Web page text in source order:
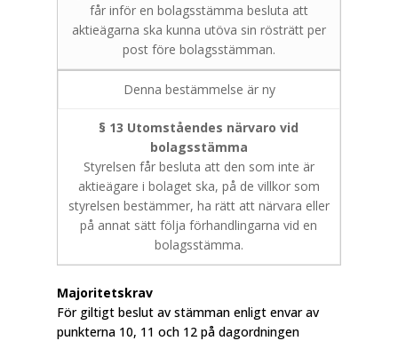
får inför en bolagsstämma besluta att
aktieägarna ska kunna utöva sin rösträtt per
post före bolagsstämman.
Denna bestämmelse är ny
§ 13 Utomståendes närvaro vid
bolagsstämma
Styrelsen får besluta att den som inte är
aktieägare i bolaget ska, på de villkor som
styrelsen bestämmer, ha rätt att närvara eller
på annat sätt följa förhandlingarna vid en
bolagsstämma.
Majoritetskrav
För giltigt beslut av stämman enligt envar av
punkterna 10, 11 och 12 på dagordningen